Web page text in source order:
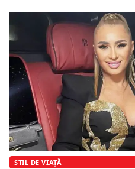
STIL DE VIAȚĂ